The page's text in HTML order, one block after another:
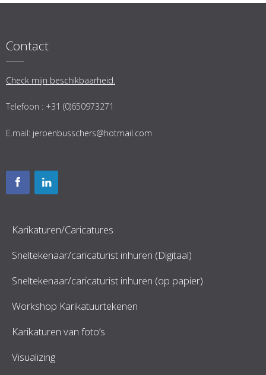
Contact
Check mijn beschikbaarheid.
Telefoon : +31 (0)650973271
E.mail: jeroenbusschers@hotmail.com
Karikaturen/Caricatures
Sneltekenaar/caricaturist inhuren (Digitaal)
Sneltekenaar/caricaturist inhuren (op papier)
Workshop Karikatuurtekenen
Karikaturen van foto’s
Visualizing